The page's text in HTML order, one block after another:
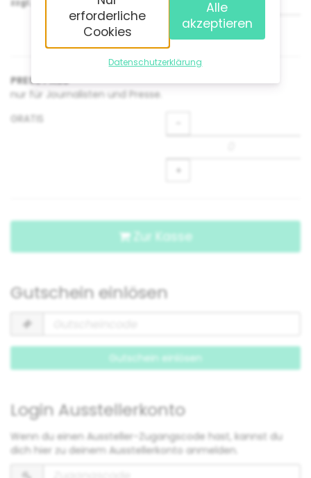
Preis:
zzgl.
PRESS PASS
nur für Journalisten und Presse.
GRATIS
+
Zur Kasse
Gutschein einlösen
Gutscheincode
Gutschein einlösen
Login Ausstellerkonto
Wenn du einen Aussteller-Zugangscode hast, kannst du
dich hier zu deinem Ausstellerkonto anmelden.
Zugangscode
erforderliche
Cookies
Alle
akzeptieren
Datenschutzerklärung